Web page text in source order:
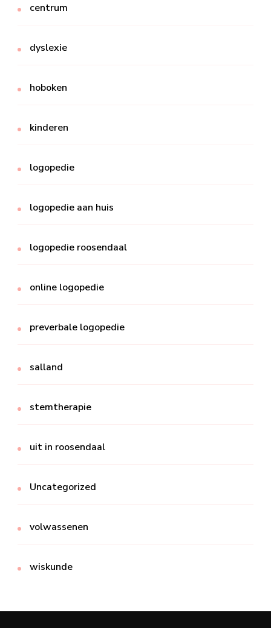
centrum
dyslexie
hoboken
kinderen
logopedie
logopedie aan huis
logopedie roosendaal
online logopedie
preverbale logopedie
salland
stemtherapie
uit in roosendaal
Uncategorized
volwassenen
wiskunde